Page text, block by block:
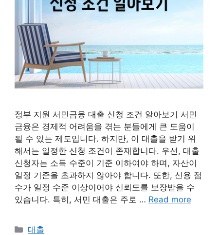
정부 지원 서민금융 대출 신청 조건 알아보기 서민
금융은 경제적 어려움을 겪는 분들에게 큰 도움이
될 수 있는 제도입니다. 하지만, 이 대출을 받기 위
해서는 일정한 신청 조건이 존재합니다. 우선, 대출
신청자는 소득 수준이 기준 이하여야 하며, 자산이
일정 기준을 초과하지 않아야 합니다. 또한, 신용 점
수가 일정 수준 이상이어야 신뢰도를 보장받을 수
있습니다. 특히, 서민 대출은 주로 … Read more
Categories
대출